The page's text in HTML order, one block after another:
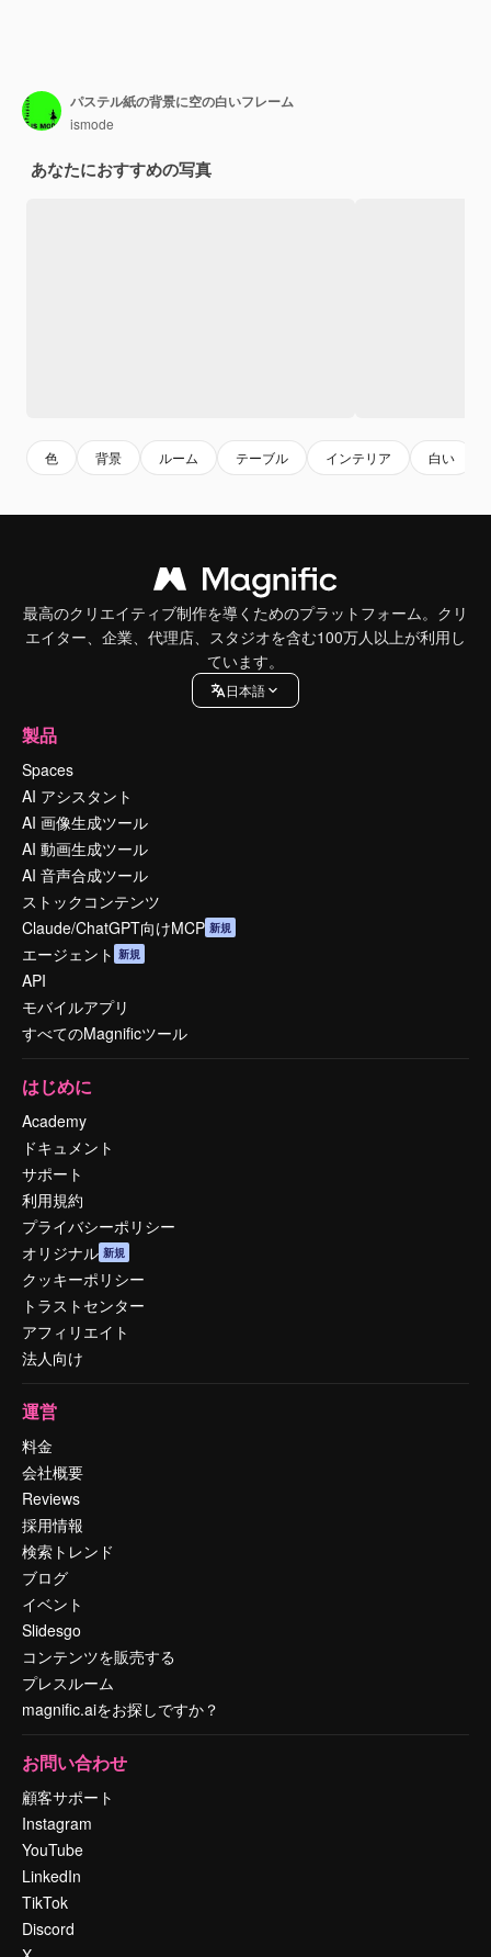
パステル紙の背景に空の白いフレーム
ismode
あなたにおすすめの写真
色 背景 ルーム テーブル インテリア 白い
最高のクリエイティブ制作を導くためのプラットフォーム。クリ
エイター、企業、代理店、スタジオを含む100万人以上が利用し
ています。
日本語
製品
Spaces
AI アシスタント
AI 画像生成ツール
AI 動画生成ツール
AI 音声合成ツール
ストックコンテンツ
Claude/ChatGPT向けMCP 新規
エージェント 新規
API
モバイルアプリ
すべてのMagnificツール
はじめに
Academy
ドキュメント
サポート
利用規約
プライバシーポリシー
オリジナル 新規
クッキーポリシー
トラストセンター
アフィリエイト
法人向け
運営
料金
会社概要
Reviews
採用情報
検索トレンド
ブログ
イベント
Slidesgo
コンテンツを販売する
プレスルーム
magnific.aiをお探しですか？
お問い合わせ
顧客サポート
Instagram
YouTube
LinkedIn
TikTok
Discord